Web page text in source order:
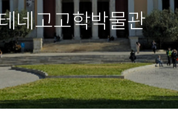
네고고학박물관